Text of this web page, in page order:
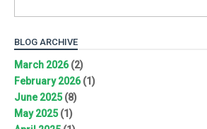
BLOG ARCHIVE
March 2026(2)
February 2026(1)
June 2025(8)
May 2025(1)